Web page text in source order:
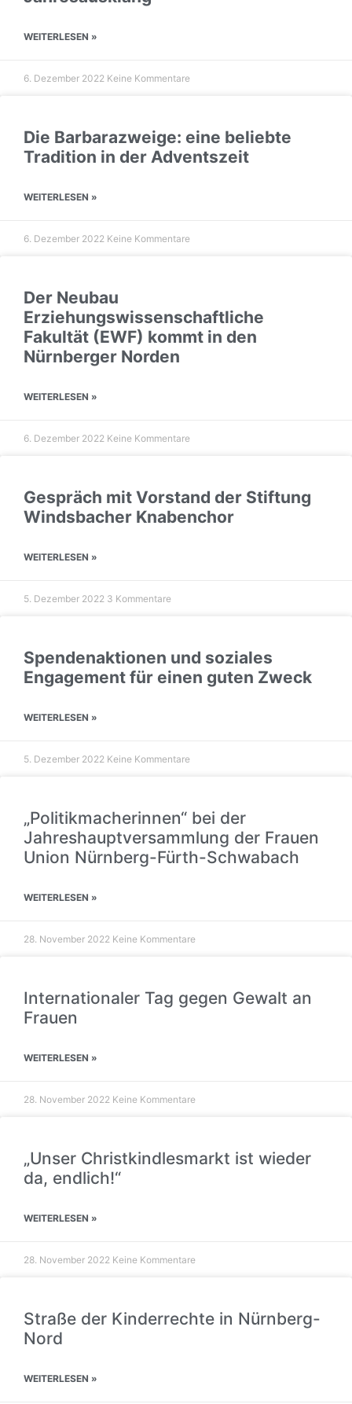
WEITERLESEN »
6. Dezember 2022 Keine Kommentare
Die Barbarazweige: eine beliebte
Tradition in der Adventszeit
WEITERLESEN »
6. Dezember 2022 Keine Kommentare
Der Neubau
Erziehungswissenschaftliche
Fakultät (EWF) kommt in den
Nürnberger Norden
WEITERLESEN »
6. Dezember 2022 Keine Kommentare
Gespräch mit Vorstand der Stiftung
Windsbacher Knabenchor
WEITERLESEN »
5. Dezember 2022 3 Kommentare
Spendenaktionen und soziales
Engagement für einen guten Zweck
WEITERLESEN »
5. Dezember 2022 Keine Kommentare
„Politikmacherinnen“ bei der
Jahreshauptversammlung der Frauen
Union Nürnberg-Fürth-Schwabach
WEITERLESEN »
28. November 2022 Keine Kommentare
Internationaler Tag gegen Gewalt an
Frauen
WEITERLESEN »
28. November 2022 Keine Kommentare
„Unser Christkindlesmarkt ist wieder
da, endlich!“
WEITERLESEN »
28. November 2022 Keine Kommentare
Straße der Kinderrechte in Nürnberg-
Nord
WEITERLESEN »